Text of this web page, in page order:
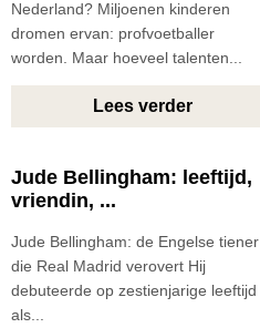
Nederland? Miljoenen kinderen
dromen ervan: profvoetballer
worden. Maar hoeveel talenten...
Lees verder
Jude Bellingham: leeftijd,
vriendin, ...
Jude Bellingham: de Engelse tiener
die Real Madrid verovert Hij
debuteerde op zestienjarige leeftijd
als...